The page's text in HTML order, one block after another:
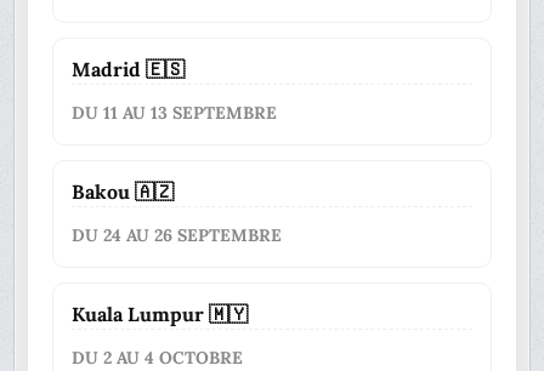
Madrid 🇪🇸
DU 11 AU 13 SEPTEMBRE
Bakou 🇦🇿
DU 24 AU 26 SEPTEMBRE
Kuala Lumpur 🇲🇾
DU 2 AU 4 OCTOBRE